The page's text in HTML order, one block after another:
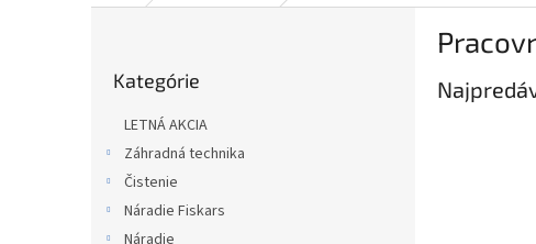
Kategórie
LETNÁ AKCIA
Záhradná technika
Čistenie
Náradie Fiskars
Náradie